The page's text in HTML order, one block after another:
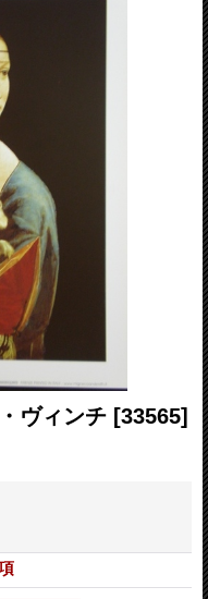
ヴィンチ [33565]